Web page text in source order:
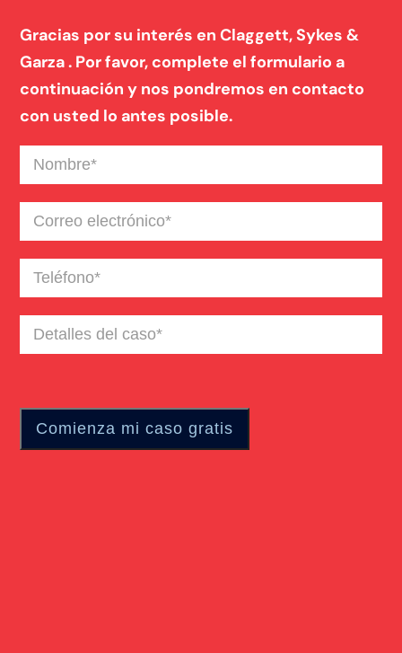
Responsabilidad Civil De La Propiedad
Responsabilidad De Productos
Lesiones Catastroficas
Negligencia Medica
Gracias por su interés en Claggett, Sykes &
Garza . Por favor, complete el formulario a
continuación y nos pondremos en contacto
con usted lo antes posible.
Nombre(Required)
Correo
electrónico(Required)
Teléfono(Required)
Detalles
del